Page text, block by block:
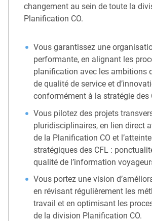
changement au sein de toute la
Planification CO.
Vous garantissez une
performante, en alignant les
planification avec les ambitions
de qualité de service et
conformément à la stratégie des
Vous pilotez des projets
pluridisciplinaires, en lien direct
de la Planification CO et
stratégiques des CFL :
qualité de l’information
Vous portez une vision
en révisant régulièrement les
travail et en optimisant les
de la division Planification CO.